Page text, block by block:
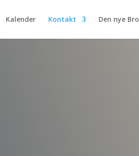
Kalender Kontakt Den nye Bro